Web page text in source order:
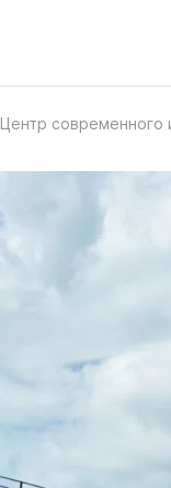
Центр современного